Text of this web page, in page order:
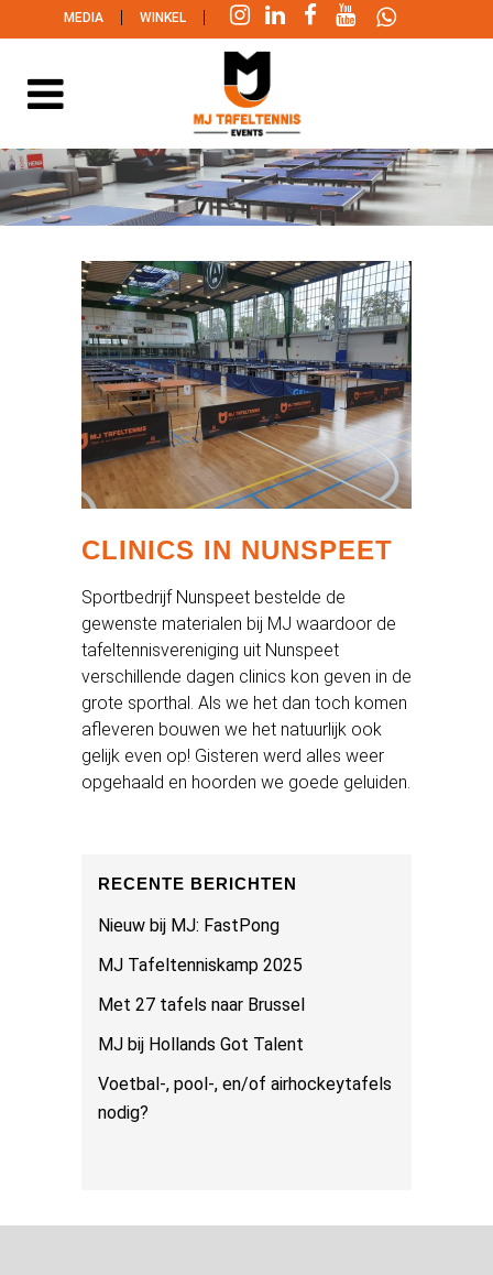
MEDIA | WINKEL |
CLINICS IN NUNSPEET
Sportbedrijf Nunspeet bestelde de
gewenste materialen bij MJ waardoor de
tafeltennisvereniging uit Nunspeet
verschillende dagen clinics kon geven in de
grote sporthal. Als we het dan toch komen
afleveren bouwen we het natuurlijk ook
gelijk even op! Gisteren werd alles weer
opgehaald en hoorden we goede geluiden.
RECENTE BERICHTEN
Nieuw bij MJ: FastPong
MJ Tafeltenniskamp 2025
Met 27 tafels naar Brussel
MJ bij Hollands Got Talent
Voetbal-, pool-, en/of airhockeytafels
nodig?